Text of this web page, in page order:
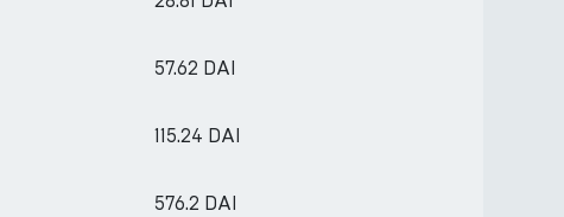
57.62 DAI
115.24 DAI
576.2 DAI